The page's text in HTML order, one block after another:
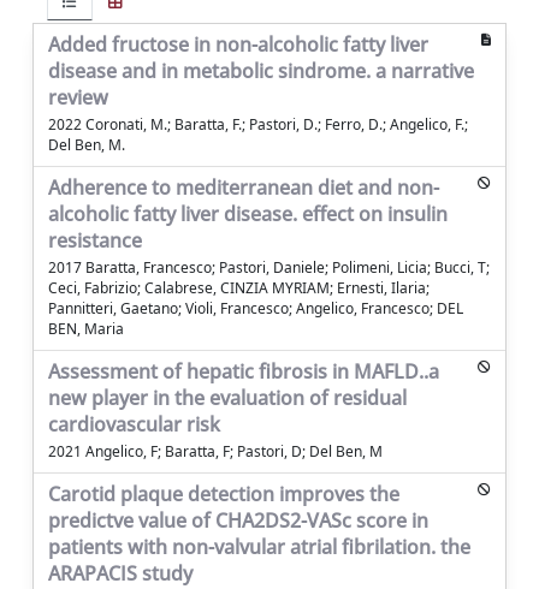
Added fructose in non-alcoholic fatty liver
disease and in metabolic sindrome. a narrative
review
2022 Coronati, M.; Baratta, F.; Pastori, D.; Ferro, D.; Angelico, F.;
Del Ben, M.
Adherence to mediterranean diet and non-
alcoholic fatty liver disease. effect on insulin
resistance
2017 Baratta, Francesco; Pastori, Daniele; Polimeni, Licia; Bucci, T;
Ceci, Fabrizio; Calabrese, CINZIA MYRIAM; Ernesti, Ilaria;
Pannitteri, Gaetano; Violi, Francesco; Angelico, Francesco; DEL
BEN, Maria
Assessment of hepatic fibrosis in MAFLD..a
new player in the evaluation of residual
cardiovascular risk
2021 Angelico, F; Baratta, F; Pastori, D; Del Ben, M
Carotid plaque detection improves the
predictve value of CHA2DS2-VASc score in
patients with non-valvular atrial fibrilation. the
ARAPACIS study